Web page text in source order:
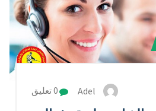
Adel 0 تعليق